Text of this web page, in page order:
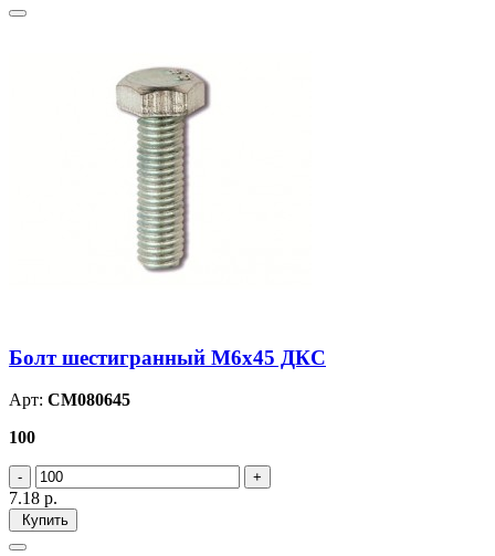
Болт шестигранный М6х45 ДКС
Арт: CM080645
100
7.18 р.
Купить